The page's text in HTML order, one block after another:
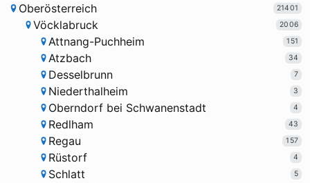
Oberösterreich
21401
Vöcklabruck 2006
Attnang-Puchheim 151
Atzbach 34
Desselbrunn 7
Niederthalheim 3
Oberndorf bei Schwanenstadt 4
Redlham 43
Regau 157
Rüstorf 4
Schlatt 5